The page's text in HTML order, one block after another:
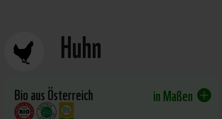
Huhn
Bio aus Österreich in Maßen